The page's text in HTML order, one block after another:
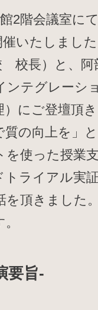
2階会議室に
催いたしまし
校長）と、
ンテグレーシ
）にご登壇頂
の向上を」
使った授業
ライアル実
を頂きました
旨-